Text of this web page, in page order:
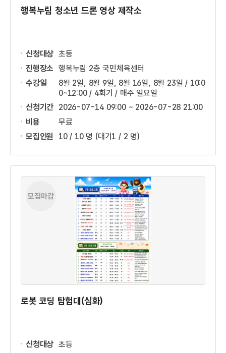
행복누림 청소년 드론 영상 제작소
신청대상 초등
진행장소 행복누림 2층 국민체육센터
수강일
8월 2일, 8월 9일, 8월 16일, 8월 23일 / 10:0
0~12:00 / 4회기 / 매주 일요일
신청기간 2026-07-14 09:00 ~ 2026-07-28 21:00
비용
무료
모집인원
10 / 10 명 (대기1 / 2 명)
모집마감
로봇 코딩 탐험대(심화)
신청대상 초등